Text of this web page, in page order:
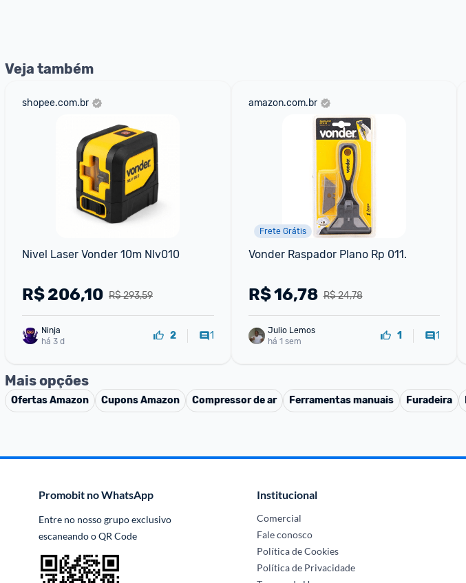
Veja também
shopee.com.br
Nivel Laser Vonder 10m Nlv010
R$ 293,59
R$206,10
há 3 d
2 1
amazon.com.br
Frete Grátis
Vonder Raspador Plano Rp 011.
R$ 24,78
R$16,78
Julio Lemos
há 1 sem
1 1
Mais opções
OfertasAmazon CuponsAmazon Compressor de ar Ferramentas manuais Furadeira
Promobit no WhatsApp
Entre no nosso grupo exclusivo
escaneando o QR Code
Institucional
Comercial
Fale conosco
Política de Cookies
Política de Privacidade